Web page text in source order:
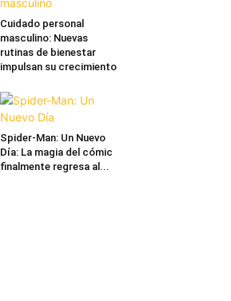
Cuidado personal
masculino: Nuevas
rutinas de bienestar
impulsan su crecimiento
Spider-Man: Un Nuevo
Día: La magia del cómic
finalmente regresa al...